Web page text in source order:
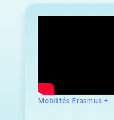
Mobilités Erasmus +